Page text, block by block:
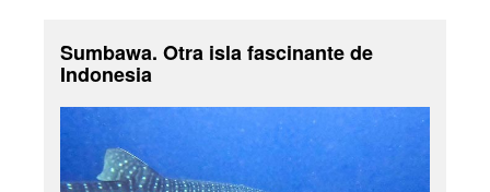
Sumbawa. Otra isla fascinante de
Indonesia